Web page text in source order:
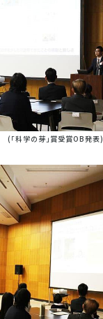
(「科学の芽」賞受賞OB発表)